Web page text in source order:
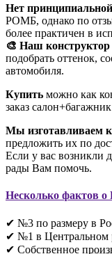
Нет
РОМБ, однако по
более практичен в
🎨 Наш конструктор
подобрать оттенок,
автомобиля.
Купить можно как
заказ
Мы изготавливаем
предложить их по
Если у вас возникли
рады Вам помочь.
Несколько фактов
✔ №3 по размеру в
✔ №1 в Центральном
✔ Собственное